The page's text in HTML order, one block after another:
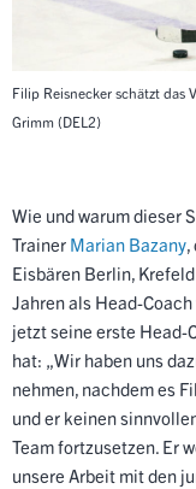
Filip Reisnecker schätzt das
Grimm (DEL2)
Wie und warum dieser
Trainer Marian Bazany,
Eisbären Berlin,
Jahren als Head-
jetzt seine erste Head-
hat: „Wir haben uns
nehmen, nachdem es
und er keinen
Team fortzusetzen. Er
unsere Arbeit mit den